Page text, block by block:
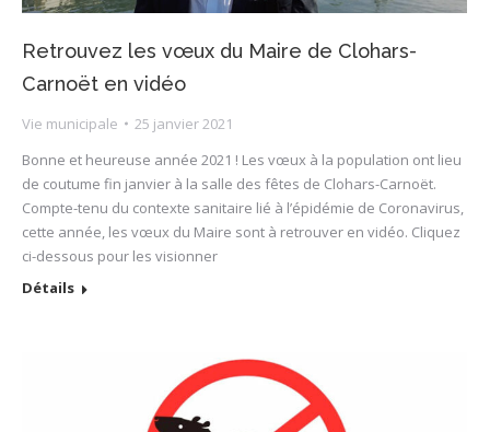
Retrouvez les vœux du Maire de Clohars-
Carnoët en vidéo
Vie municipale
25 janvier 2021
Bonne et heureuse année 2021 ! Les vœux à la population ont lieu
de coutume fin janvier à la salle des fêtes de Clohars-Carnoët.
Compte-tenu du contexte sanitaire lié à l’épidémie de Coronavirus,
cette année, les vœux du Maire sont à retrouver en vidéo. Cliquez
ci-dessous pour les visionner
Détails